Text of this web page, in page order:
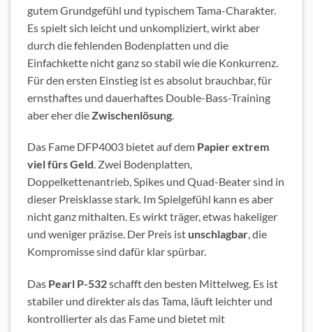
gutem Grundgefühl und typischem Tama-Charakter.
Es spielt sich leicht und unkompliziert, wirkt aber
durch die fehlenden Bodenplatten und die
Einfachkette nicht ganz so stabil wie die Konkurrenz.
Für den ersten Einstieg ist es absolut brauchbar, für
ernsthaftes und dauerhaftes Double-Bass-Training
aber eher die Zwischenlösung
Das Fame DFP4003 bietet auf dem Papier extrem
viel fürs Geld. Zwei Bodenplatten,
Doppelkettenantrieb, Spikes und Quad-Beater sind in
dieser Preisklasse stark. Im Spielgefühl kann es aber
nicht ganz mithalten. Es wirkt träger, etwas hakeliger
und weniger präzise. Der Preis ist unschlagbar, die
Kompromisse sind dafür klar spürbar.
Das Pearl P-532schafft den besten Mittelweg. Es ist
stabiler und direkter als das Tama, läuft leichter und
kontrollierter als das Fame und bietet mit